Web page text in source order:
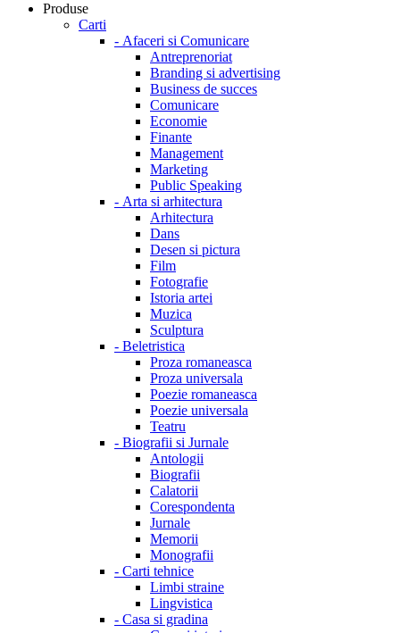
Produse
Carti
- Afaceri si Comunicare
Antreprenoriat
Branding si advertising
Business de succes
Comunicare
Economie
Finante
Management
Marketing
Public Speaking
- Arta si arhitectura
Arhitectura
Dans
Desen si pictura
Film
Fotografie
Istoria artei
Muzica
Sculptura
- Beletristica
Proza romaneasca
Proza universala
Poezie romaneasca
Poezie universala
Teatru
- Biografii si Jurnale
Antologii
Biografii
Calatorii
Corespondenta
Jurnale
Memorii
Monografii
- Carti tehnice
Limbi straine
Lingvistica
- Casa si gradina